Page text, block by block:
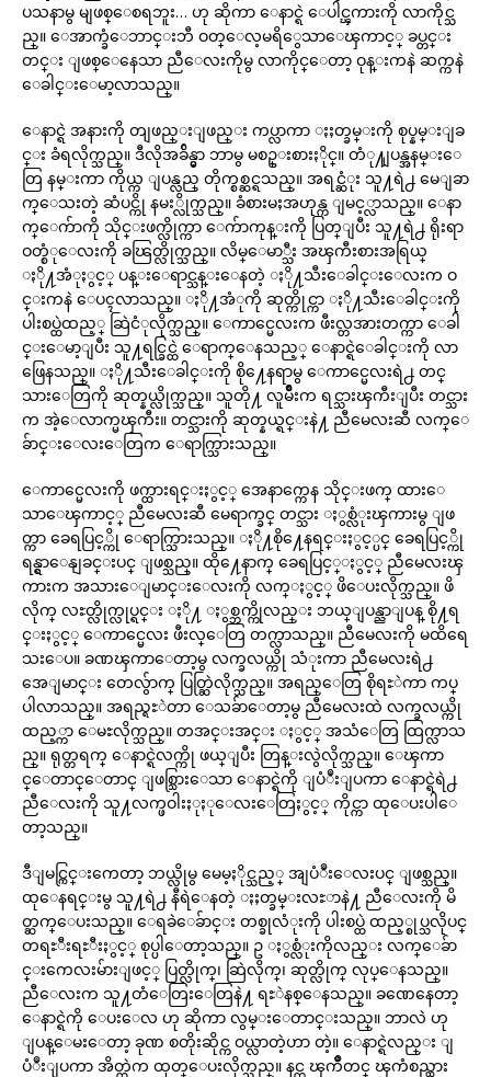
ပသနာမွ မျဖစ္ေစရဘူး… ဟု ဆိုကာ ေနာင္ရဲ ေပါင္ၾကားကို လာကိုင္သ
ည္။ ေအာက္ခံေဘာင္းဘီ ဝတ္ေလ့မရိွေသာေၾကာင့္ ခပ္တင္း
တင္း ျဖစ္ေနေသာ ညီေလးကိုမွ လာကိုင္ေတာ့ ဝုန္းကနဲ ဆက္ကနဲ
ေခါင္းေမာ့လာသည္။
ေနာင္ရဲ အနားကို တျဖည္းျဖည္း ကပ္လာကာ ႏႈတ္ခမ္းကို စုပ္နမ္းျခ
င္း ခံရလိုက္သည္။ ဒီလိုအခ်ိန္မွာ ဘာမွ မစဥ္းစားႏိုင္။ တံု႔ျပန္အနမ္းေ
တြ နမ္းကာ ကိုယ္က ျပန္လည္ တိုက္စစ္ဆင္ရသည္။ အရင္ဆံုး သူ႔ရဲ႕ မေျခာ
က္ေသးတဲ့ ဆံပင္ကို နမး္လိုက္သည္။ ခံစားမႈအဟုန္က ျမင့္လာသည္။ ေနာ
က္ေက်ာကို သိုင္းဖက္လိုက္ကာ ေက်ာကုန္းကို ပြတ္ျပီး သူ႔ရဲ႕ ရိုးရာ
ဝတ္စံုေလးကို ခၽြတ္လိုက္သည္။ လိမ္ေမာ္သီး အၾကီးစားအရြယ္
ႏို႔အံုႏွင့္ ပန္းေရာင္သန္းေနတဲ့ ႏို႔သီးေခါင္းေလးက ဝ
င္းကနဲ ေပၚလာသည္။ ႏို႔အံုကို ဆုတ္ကိုင္ကာ ႏို႔သီးေခါင္းကို
ပါးစပ္ထဲထည့္ ဆြဲငံုလိုက္သည္။ ေကာင္မေလးက ဖီးလ္တအားတက္ကာ ေခါ
င္းေမာ့ျပီး သူ႔ရင္ခြင္ထဲ ေရာက္ေနသည့္ ေနာင္ရဲေခါင္းကို လာ
ဖြေနသည္။ ႏို႔သီးေခါင္းကို စို႔ေနရာမွ ေကာင္မေလးရဲ႕ တင္
သားေတြကို ဆုတ္နယ္လိုက္သည္။ သူတို႔ လူမ်ဳိးက ရင္သားၾကီးျပီး တင္သား
က အဲ့ေလာက္မၾကီး။ တင္သားကို ဆုတ္နယ္ရင္းနဲ႔ ညီမေလးဆီ လက္ေ
ခ်ာင္းေလးေတြက ေရာက္သြားသည္။
ေကာင္မေလးကို ဖက္ထားရင္းႏွင့္ အေနာက္ကေန သိုင္းဖက္ ထားေ
သာေၾကာင့္ ညီမေလးဆီ မေရာက္ခင္ တင္သား ႏွစ္လံုးၾကားမွ ျဖ
တ္ကာ ခေရပြင့္ကို ေရာက္သြားသည္။ ႏို႔စို႔ေနရင္းႏွင့္ပင္ ခေရပြင့္ကို
ရန္ရွာေနျခင္းပင္ ျဖစ္သည္။ ထို႔ေနာက္ ခေရပြင့္ႏွင့္ ညီမေလးၾ
ကားက အသားေျမာင္းေလးကို လက္ႏွင့္ ဖိေပးလိုက္သည္။ ဖိ
လိုက္ လႊတ္လိုက္လုပ္ရင္း ႏို႔ ႏွစ္ဘက္ကိုလည္း ဘယ္ျပန္ညာျပန္ စို႔ရ
င္းႏွင့္ ေကာင္မေလး ဖီးလ္ေတြ တက္လာသည္။ ညီမေလးကို မထိရေ
သးေပ။ ခဏၾကာေတာ့မွ လက္ခလယ္ကို သံုးကာ ညီမေလးရဲ႕
အေျမာင္း တေလွ်ာက္ ပြတ္ဆြဲလိုက္သည္။ အရည္ေတြ စိုရႊဲကာ ကပ္
ပါလာသည္။ အရည္ရႊဲတာ ေသခ်ာေတာ့မွ ညီမေလးထဲ လက္ခလယ္ကို
ထည့္ကာ ေမႊလိုက္သည္။ တအင္းအင္း ႏွင့္ အသံေတြ ထြက္လာသ
ည္။ ရုတ္တရက္ ေနာင္ရဲလက္ကို ဖယ္ျပီး တြန္းလွဲလိုက္သည္။ ေၾကာ
င္ေတာင္ေတာင္ ျဖစ္သြားေသာ ေနာင္ရဲကို ျပံဳးျပကာ ေနာင္ရဲရဲ႕
ညီေလးကို သူ႔လက္ဖဝါးႏုႏုေလးေတြႏွင့္ ကိုင္ကာ ထုေပးပါေ
တာ့သည္။
ဒီျမင္ကြင္းကေတာ့ ဘယ္လိုမွ မေမ့ႏိုင္သည့္ အျပံဳးေလးပင္ ျဖစ္သည္။
ထုေနရင္းမွ သူ႔ရဲ႕ နီရဲေနတဲ့ ႏႈတ္ခမ္းလႊာနဲ႔ ညီေလးကို မိ
တ္ဆက္ေပးသည္။ ေရခဲေခ်ာင္း တစ္ခုလံုးကို ပါးစပ္ထဲ ထည့္စုပ္သလိုပင္
တရႊီးရႊီးႏွင့္ စုပ္ပါေတာ့သည္။ ဥ ႏွစ္လံုးကိုလည္း လက္ေခ်ာ
င္းကေလးမ်ားျဖင့္ ပြတ္လိုက္၊ ဆြဲလိုက္၊ ဆုတ္လိုက္ လုပ္ေနသည္။
ညီေလးက သူ႔တံေတြးေတြနဲ႔ ရႊဲနစ္ေနသည္။ ခဏေနေတာ့
ေနာင္ရဲကို ေပးေလ ဟု ဆိုကာ လွမ္းေတာင္းသည္။ ဘာလဲ ဟု
ျပန္ေမးေတာ့ ခုဏ စတိုးဆိုင္က ဝယ္လာတဲ့ဟာ တဲ့။ ေနာင္ရဲလည္း ျ
ပံဳးျပကာ အိတ္ထဲက ထုတ္ေပးလိုက္သည္။ နင္က ၾကိဳတင္ ၾကံစည္ထား